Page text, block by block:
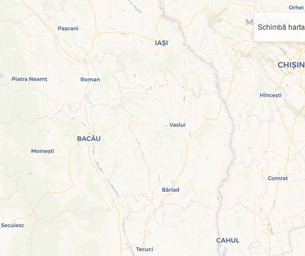
Schimbă harta